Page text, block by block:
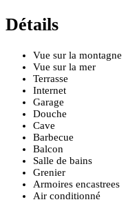
Détails
Vue sur la montagne
Vue sur la mer
Terrasse
Internet
Garage
Douche
Cave
Barbecue
Balcon
Salle de bains
Grenier
Armoires encastrees
Air conditionné